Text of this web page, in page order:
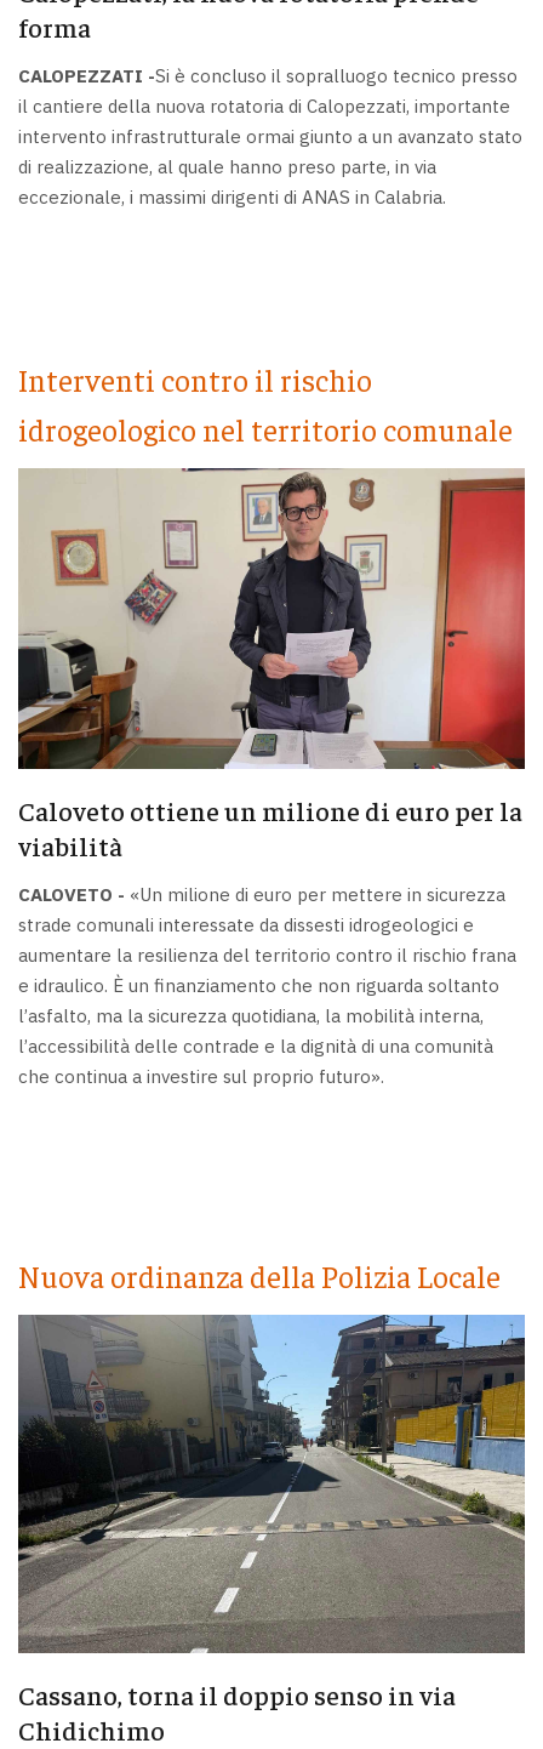
forma
CALOPEZZATI -Si è concluso il sopralluogo tecnico presso
il cantiere della nuova rotatoria di Calopezzati, importante
intervento infrastrutturale ormai giunto a un avanzato stato
di realizzazione, al quale hanno preso parte, in via
eccezionale, i massimi dirigenti di ANAS in Calabria.
Interventi contro il rischio
idrogeologico nel territorio comunale
Caloveto ottiene un milione di euro per la
viabilità
CALOVETO - «Un milione di euro per mettere in sicurezza
strade comunali interessate da dissesti idrogeologici e
aumentare la resilienza del territorio contro il rischio frana
e idraulico. È un finanziamento che non riguarda soltanto
l’asfalto, ma la sicurezza quotidiana, la mobilità interna,
l’accessibilità delle contrade e la dignità di una comunità
che continua a investire sul proprio futuro».
Nuova ordinanza della Polizia Locale
Cassano, torna il doppio senso in via
Chidichimo